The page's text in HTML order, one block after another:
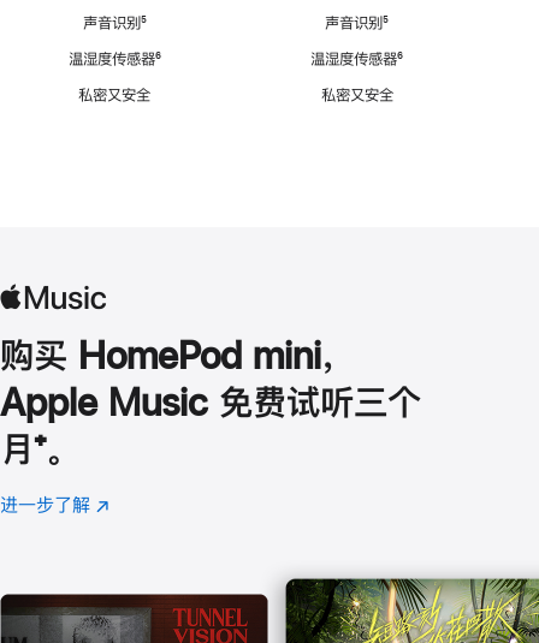
声音识别脚
⁵
温湿度传感器脚
⁶
私密又安全
声音识别脚
⁵
温湿度传感器脚
⁶
私密又安全
购买 HomePod mini，
Apple Music 免费试听三个
月 脚
注
⁺。
进一步了解 Apple
(在
口
中